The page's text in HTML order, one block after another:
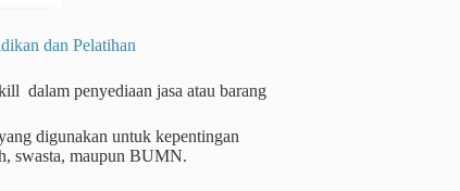
dan Pelatihan
dalam penyediaan jasa atau barang
digunakan untuk kepentingan
swasta, maupun BUMN.